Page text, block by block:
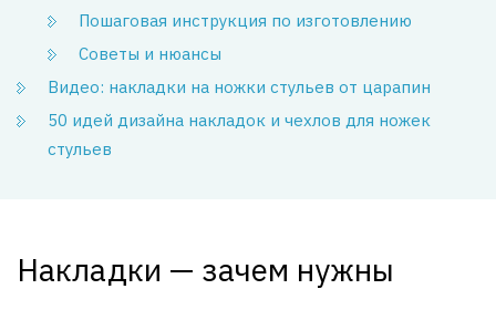
Пошаговая инструкция по изготовлению
Советы и нюансы
Видео: накладки на ножки стульев от царапин
50 идей дизайна накладок и чехлов для ножек
стульев
Накладки — зачем нужны